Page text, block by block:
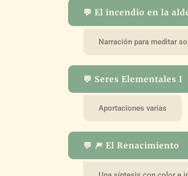
💬 El incendio en la
Narración para meditar
💬 Seres Elementales I
Aportaciones varias
💬 🎆 El Renacimiento